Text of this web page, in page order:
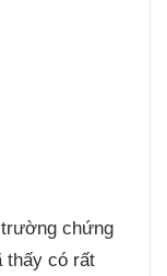
chứng
thấy có rất